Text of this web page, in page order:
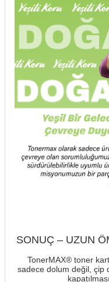
SONUÇ – UZUN
TonerMAX® toner
sadece dolum değil, çip